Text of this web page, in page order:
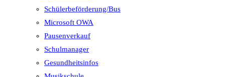
Schülerbeförderung/Bus
Microsoft OWA
Pausenverkauf
Schulmanager
Gesundheitsinfos